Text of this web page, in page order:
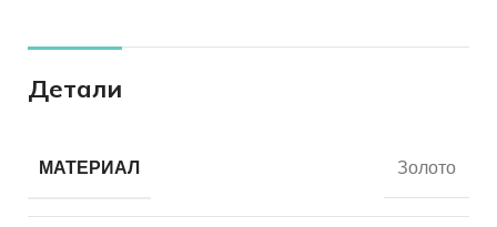
Детали
МАТЕРИАЛ Золото